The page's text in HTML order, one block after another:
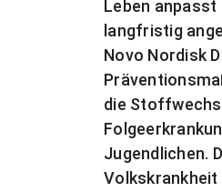
Leben anpasst
langfristig
Novo Nordisk
die
Jugendlichen.
Volkskrankheit